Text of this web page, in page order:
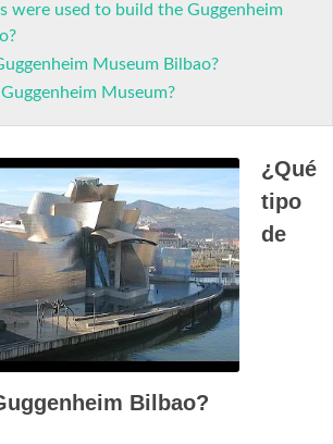
were used to build the Guggenheim
Museum Bilbao?
Museum?
¿Qué
tipo
de
Bilbao?